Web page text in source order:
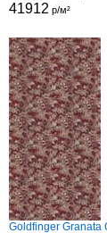
41912 р/м²
Goldfinger Granata